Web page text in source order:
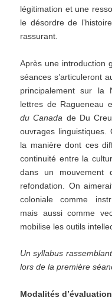
légitimation et une
le désordre de
rassurant.
Après une introduction
séances s’articuleront
principalement sur la
lettres de Ragueneau
du Canada de Du
ouvrages linguistiques.
la manière dont ces
continuité entre la
dans un mouvement
refondation. On
coloniale comme
mais aussi comme
mobilise les outils
Un syllabus
lors de la première
Modalités d’évaluation